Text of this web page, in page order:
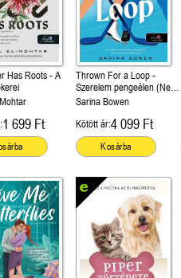
Has Roots - A
1 699 Ft
Thrown For a Loop -
Szerelem pengeélen (New
York Legends 1.)
Sarina Bowen
Kötött ár:4 099 Ft
Kosárba